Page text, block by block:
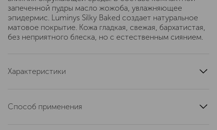
запеченной пудры масло жожоба, увлажняющее
эпидермис. Luminys Silky Baked создает натуральное
матовое покрытие. Кожа гладкая, свежая, бархатистая,
без неприятного блеска, но с естественным сиянием.
Характеристики
страна производства
Способ применения